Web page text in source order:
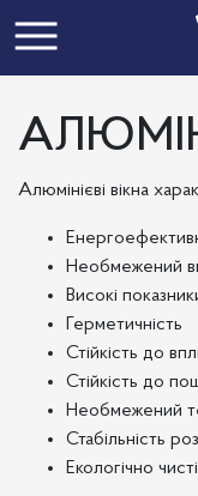
Toggle
Алюмінієві вікна
Необмежений
Високі
Герметичність
Стійкість до
Стійкість до
Необмежений
Стабільність
Екологічно